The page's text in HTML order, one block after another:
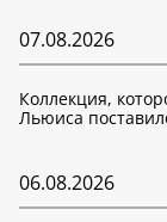
07.08.2026
Коллекция,
Льюиса
06.08.2026